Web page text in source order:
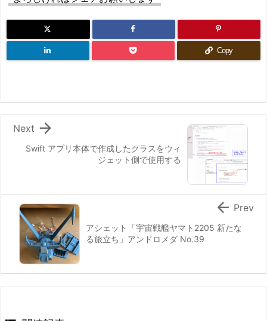
Copy
Swift アプリ本体で作成したクラスをウィ
ジェット側で使用する

Next
アシェット「宇宙戦艦ヤマト2205 新たな
る旅立ち」アンドロメダ No.39
 Prev